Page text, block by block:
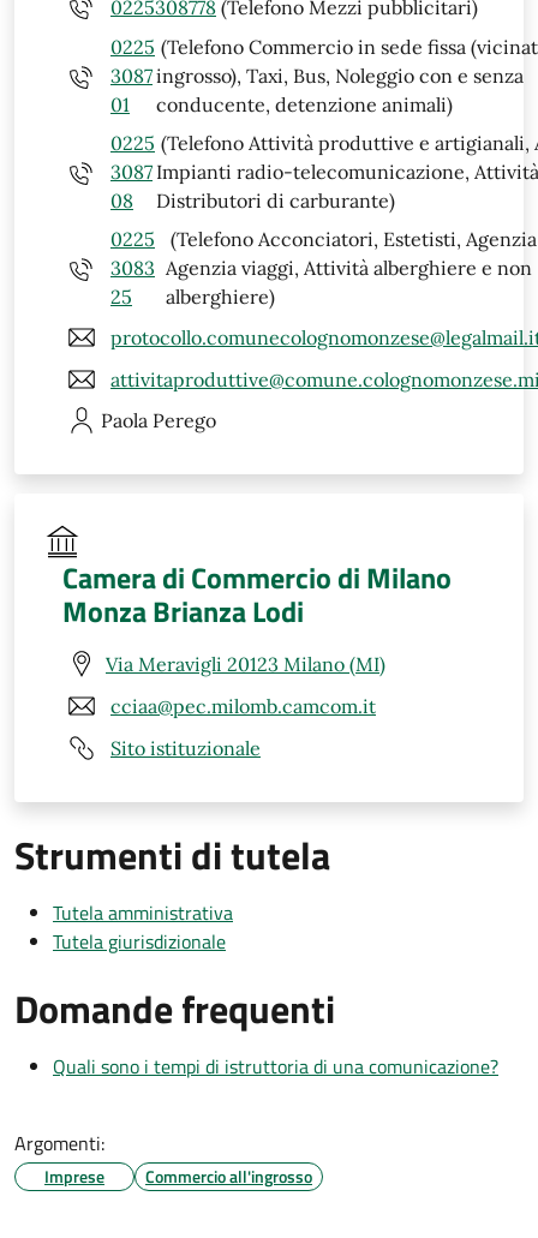
0225308778 (Telefono Mezzi pubblicitari)
0225
3087
01
(Telefono Commercio in sede fissa
ingrosso), Taxi, Bus, Noleggio con e senza
conducente, detenzione animali)
0225
3087
08
(Telefono Attività produttive e artigianali,
Impianti radio-telecomunicazione,
Distributori di carburante)
0225
3083
25
(Telefono Acconciatori, Estetisti,
Agenzia viaggi, Attività alberghiere e non
alberghiere)
Paola Perego
Camera di Commercio di Milano
Monza Brianza Lodi
Via Meravigli 20123 Milano (MI)
cciaa@pec.milomb.camcom.it
Sito istituzionale
Strumenti di tutela
Tutela amministrativa
Tutela giurisdizionale
Domande frequenti
Quali sono i tempi di istruttoria di una comunicazione?
Argomenti:
Imprese Commercio all'ingrosso